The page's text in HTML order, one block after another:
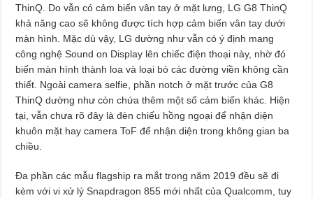
ThinQ. Do vẫn có cảm biến vân tay ở mặt lưng, LG G8 ThinQ
khả năng cao sẽ không được tích hợp cảm biến vân tay dưới
màn hình. Mặc dù vậy, LG dường như vẫn có ý định mang
công nghệ Sound on Display lên chiếc điện thoại này, nhờ đó
biến màn hình thành loa và loại bỏ các đường viền không cần
thiết. Ngoài camera selfie, phần notch ở mặt trước của G8
ThinQ dường như còn chứa thêm một số cảm biến khác. Hiện
tại, vẫn chưa rõ đây là đèn chiếu hồng ngoại để nhận diện
khuôn mặt hay camera ToF để nhận diện trong không gian ba
chiều.
Đa phần các mẫu flagship ra mắt trong năm 2019 đều sẽ đi
kèm với vi xử lý Snapdragon 855 mới nhất của Qualcomm, tuy